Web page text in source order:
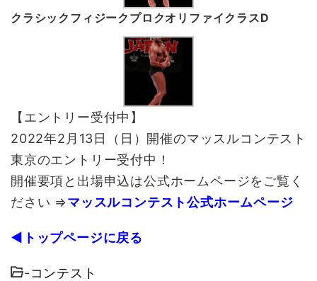
クラシックフィジークプロクオリファイクラスD
【エントリー受付中】
2022年2月13日（日）開催のマッスルコンテスト
東京のエントリー受付中！
開催要項と出場申込は公式ホームページをご覧く
ださい ⇒マッスルコンテスト公式ホームページ
◀トップページに戻る
-コンテスト